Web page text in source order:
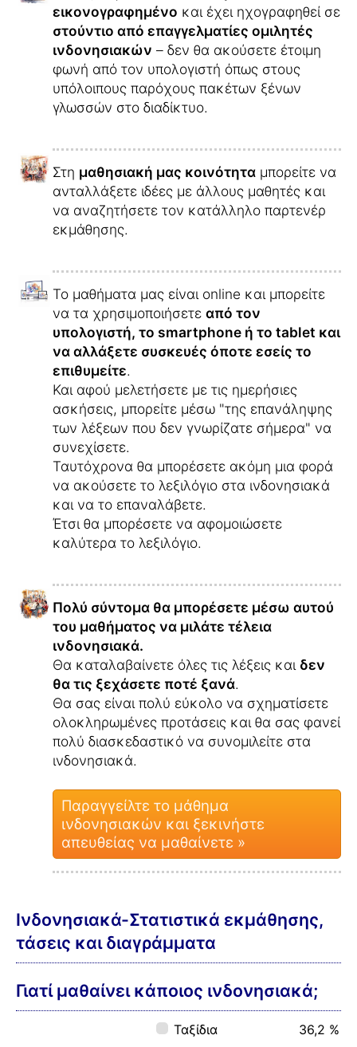
εικονογραφημένο και έχει ηχογραφηθεί σε
στούντιο από επαγγελματίες ομιλητές
ινδονησιακών – δεν θα ακούσετε έτοιμη
φωνή από τον υπολογιστή όπως στους
υπόλοιπους παρόχους πακέτων ξένων
γλωσσών στο διαδίκτυο.
Στη μαθησιακή μας κοινότητα μπορείτε να
ανταλλάξετε ιδέες με άλλους μαθητές και
να αναζητήσετε τον κατάλληλο παρτενέρ
εκμάθησης.
Το μαθήματα μας είναι online και μπορείτε
να τα χρησιμοποιήσετε από τον
υπολογιστή, το smartphone ή το tablet και
να αλλάξετε συσκευές όποτε εσείς το
επιθυμείτε.
Και αφού μελετήσετε με τις ημερήσιες
ασκήσεις, μπορείτε μέσω "της επανάληψης
των λέξεων που δεν γνωρίζατε σήμερα" να
συνεχίσετε.
Ταυτόχρονα θα μπορέσετε ακόμη μια φορά
να ακούσετε το λεξιλόγιο στα ινδονησιακά
και να το επαναλάβετε.
Έτσι θα μπορέσετε να αφομοιώσετε
καλύτερα το λεξιλόγιο.
Πολύ σύντομα θα μπορέσετε μέσω αυτού
του μαθήματος να μιλάτε τέλεια
ινδονησιακά.
Θα καταλαβαίνετε όλες τις λέξεις και δεν
θα τις ξεχάσετε ποτέ ξανά.
Θα σας είναι πολύ εύκολο να σχηματίσετε
ολοκληρωμένες προτάσεις και θα σας φανεί
πολύ διασκεδαστικό να συνομιλείτε στα
ινδονησιακά.
Παραγγείλτε το μάθημα
ινδονησιακών και ξεκινήστε
απευθείας να μαθαίνετε »
Ινδονησιακά-Στατιστικά εκμάθησης,
τάσεις και διαγράμματα
Γιατί μαθαίνει κάποιος ινδονησιακά;
Ταξίδια
36,2 %